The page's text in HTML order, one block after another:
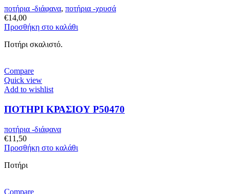
ποτήρια -διάφανα, ποτήρια -χρυσά
€14,00
Προσθήκη στο καλάθι
Ποτήρι σκαλιστό.
Compare
Quick view
Add to wishlist
ΠΟΤΗΡΙ ΚΡΑΣΙΟΥ P50470
ποτήρια -διάφανα
€11,50
Προσθήκη στο καλάθι
Ποτήρι
Compare